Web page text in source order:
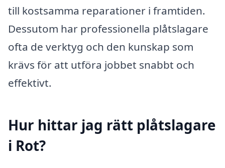
till kostsamma reparationer i framtiden.
Dessutom har professionella plåtslagare
ofta de verktyg och den kunskap som
krävs för att utföra jobbet snabbt och
effektivt.
Hur hittar jag rätt plåtslagare
i Rot?